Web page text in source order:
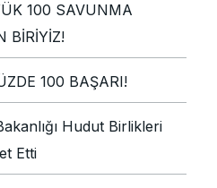
100 SAVUNMA
BİRİYİZ!
100 BAŞARI!
Hudut Birlikleri
Etti